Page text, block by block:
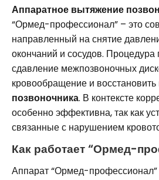
Аппаратное вытяжение
“Ормед-профессионал” – это
направленный на снятие
окончаний и сосудов. Процедура
сдавление межпозвоночных
кровообращение и
позвоночника. В контексте
особенно эффективна, так как
связанные с нарушением
Как работает “Ормед-
Аппарат “Ормед-профессионал”